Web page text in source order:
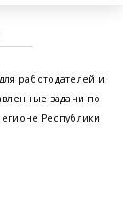
работодателей и
задачи по
Республики